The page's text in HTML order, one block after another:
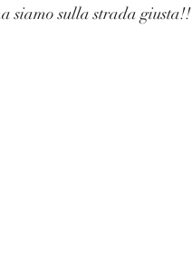
siamo sulla strada giusta!!